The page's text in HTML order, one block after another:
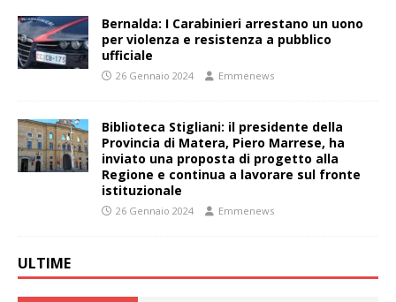
Bernalda: I Carabinieri arrestano un uono
per violenza e resistenza a pubblico
ufficiale
26 Gennaio 2024 Emmenews
Biblioteca Stigliani: il presidente della
Provincia di Matera, Piero Marrese, ha
inviato una proposta di progetto alla
Regione e continua a lavorare sul fronte
istituzionale
26 Gennaio 2024 Emmenews
ULTIME